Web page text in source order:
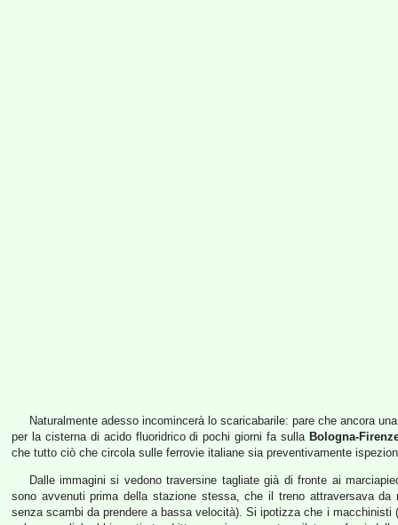
Naturalmente adesso incomincerà lo scaricabarile: pare che ancora
per la cisterna di acido fluoridrico di pochi giorni fa sulla Bologna-
che tutto ciò che circola sulle ferrovie italiane sia preventivamente
Dalle immagini si vedono traversine tagliate già di fronte ai
sono avvenuti prima della stazione stessa, che il treno attraversava
senza scambi da prendere a bassa velocità). Si ipotizza che i